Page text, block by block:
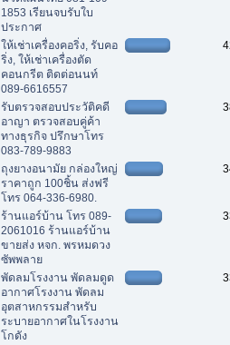
1853 เรียนจบรับใบ
ประกาศ
ให้เช่าเครื่องคอริ่ง, รับคอ
ริ่ง, ให้เช่าเครื่องตัด
คอนกรีต ติดต่อนนท์
089-6616557
รับตรวจสอบประวัติคดี
อาญา ตรวจสอบคู่ค้า
ทางธุรกิจ ปรึกษาโทร
083-789-9883
ถุงยางอนามัย กล่องใหญ่
ราคาถูก 100ชิ้น ส่งฟรี
โทร 064-336-6980.
ร้านแอร์บ้าน โทร 089-
2061016 ร้านแอร์บ้าน
ขายส่ง หจก. พรหมดวง
ซัพพลาย
พัดลมโรงงาน พัดลมดูด
อากาศโรงงาน พัดลม
อุตสาหกรรมสำหรับ
ระบายอากาศในโรงงาน
โกดัง